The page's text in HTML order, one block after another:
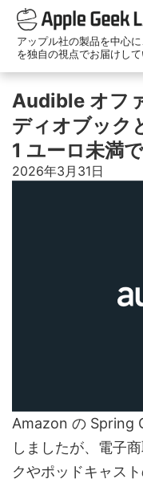
アップル社の製品を中心
を独自の視点でお届けして
Audible オフ
ディオブック
1 ユーロ未満
2026年3月31日
Amazon の Spring
しましたが、電子
クやポッドキャス